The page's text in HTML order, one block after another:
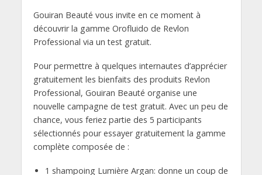
Gouiran Beauté vous invite en ce moment à
découvrir la gamme Orofluido de Revlon
Professional via un test gratuit.
Pour permettre à quelques internautes d’apprécier
gratuitement les bienfaits des produits Revlon
Professional, Gouiran Beauté organise une
nouvelle campagne de test gratuit. Avec un peu de
chance, vous feriez partie des 5 participants
sélectionnés pour essayer gratuitement la gamme
complète composée de :
1 shampoing Lumière Argan: donne un coup de